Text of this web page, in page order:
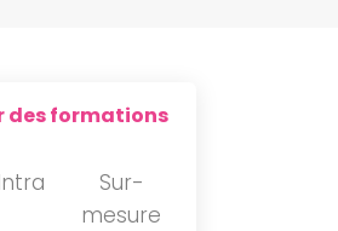
des formations
Sur-
mesure